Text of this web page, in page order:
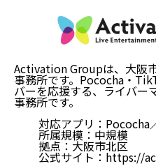
Activation Groupは、大阪
事務所です。Pococha・
バーを応援する、ライバー
事務所です。
対応アプリ：Pococha
所属規模：中規模
拠点：大阪市北区
公式サイト： https://